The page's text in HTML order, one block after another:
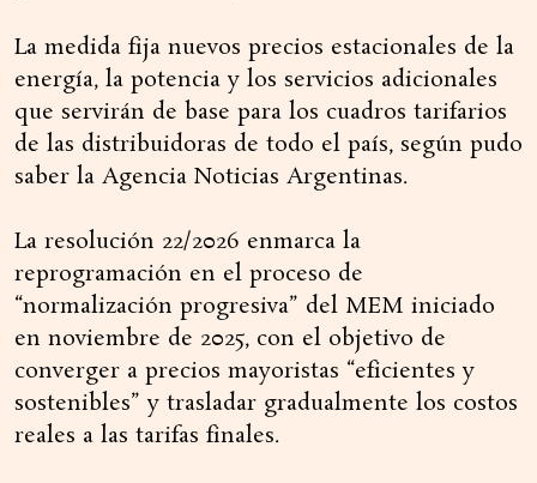
La medida fija nuevos precios estacionales de la
energía, la potencia y los servicios adicionales
que servirán de base para los cuadros tarifarios
de las distribuidoras de todo el país, según pudo
saber la Agencia Noticias Argentinas.
La resolución 22/2026 enmarca la
reprogramación en el proceso de
“normalización progresiva” del MEM iniciado
en noviembre de 2025, con el objetivo de
converger a precios mayoristas “eficientes y
sostenibles” y trasladar gradualmente los costos
reales a las tarifas finales.